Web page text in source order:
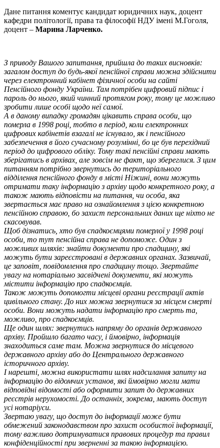
Дане питання коментує кандидат юридичних наук, доцент
кафедри політології, права та філософії НДУ імені М.Гоголя,
доцент – Марина Ларченко.
З приводу Вашого запитання, прийшла до таких висновків:
загалом доступ до будь-якої пенсійної справи можна здійснити
через електронний кабінет фізичної особи на сайті
Пенсійного фонду України. Там потрібен цифровий підпис і
пароль до нього, який чинний протягом року, тому це можливо
зробити лише особі щодо неї самої.
А в даному випадку громадян цікавить справа особи, що
померла в 1998 році, тобто в період, коли електронних
цифрових кабінетів взагалі не існувало, як і пенсійного
забезпечення в його сучасному розумінні, бо це був перехідний
період до цифрового обліку. Тому такі пенсійні справи мають
зберігатись в архівах, але зовсім не факт, що збереглися. З цим
питанням потрібно звернутись до територіального
відділення пенсійного фонду в місті Ніжині, вони можуть
отримати таку інформацію з архіву щодо конкретного року, а
також мають відповісти на питання, чи особа, яка
звертається має право на ознайомлення з цією конкретною
пенсійною справою, бо захист персональних даних ще ніхто не
скасовував.
Щоб дізнатись, хто був спадкоємцями померлої у 1998 році
особи, то тут пенсійна справа не допоможе. Один з
можливих шляхів: знайти документи про спадщину, які
можуть бути зареєстровані в державних органах. Зазвичай,
це заповіт, повідомлення про спадщину тощо. Звертайте
увагу на нотаріально засвідчені документи, які можуть
містити інформацію про спадкоємців.
Також можуть допомогти місцеві органи реєстрації актів
цивільного стану. До них можна звернутися за місцем смерті
особи. Вони можуть надати інформацію про смерть та,
можливо, про спадкоємців.
Ще один шлях: звернутись напряму до органів державного
архіву. Пройшло багато часу, і ймовірно, інформація
знаходиться саме там. Можна звернутися до місцевого
державного архіву або до Центрального державного
історичного архіву.
І нарешті, можна використати шлях надсилання запиту на
інформацію до відомчих установ, які ймовірно могли мати
відповідні відомості або оформити запит до державних
реєстрів нерухомості. До останніх, зокрема, мають доступ
усі нотаріуси.
Звертаю увагу, що доступ до інформації може бути
обмежений законодавством про захист особистої інформації,
тому важливо дотримуватися правових процедур та правил
конфіденційності при зверненні за такою інформацією.